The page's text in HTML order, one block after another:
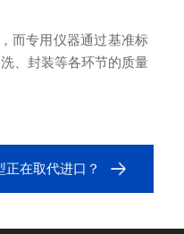
而专用仪器通过基准标
、封装等各环节的质量
在取代进口？